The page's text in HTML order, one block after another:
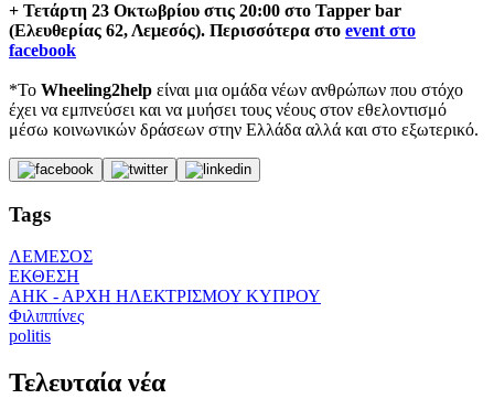
+ Τετάρτη 23 Οκτωβρίου στις 20:00 στο Tapper bar
(Ελευθερίας 62, Λεμεσός). Περισσότερα στο event στο
facebook
*Το Wheeling2help είναι μια ομάδα νέων ανθρώπων που στόχο
έχει να εμπνεύσει και να μυήσει τους νέους στον εθελοντισμό
μέσω κοινωνικών δράσεων στην Ελλάδα αλλά και στο εξωτερικό.
Tags
ΛΕΜΕΣΟΣ
ΕΚΘΕΣΗ
ΑΗΚ - ΑΡΧΗ ΗΛΕΚΤΡΙΣΜΟΥ ΚΥΠΡΟΥ
Φιλιππίνες
politis
Τελευταία νέα